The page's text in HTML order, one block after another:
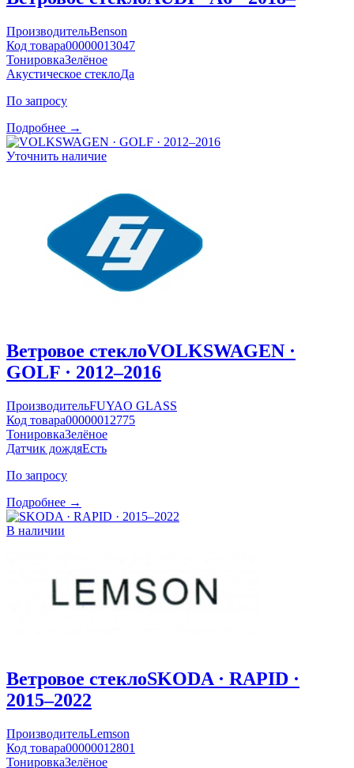
ПроизводительBenson
Код товара00000013047
ТонировкаЗелёное
Акустическое стеклоДа
По запросу
Подробнее →
Уточнить наличие
Ветровое стеклоVOLKSWAGEN ·
GOLF · 2012–2016
ПроизводительFUYAO GLASS
Код товара00000012775
ТонировкаЗелёное
Датчик дождяЕсть
По запросу
Подробнее →
В наличии
Ветровое стеклоSKODA · RAPID ·
2015–2022
ПроизводительLemson
Код товара00000012801
ТонировкаЗелёное